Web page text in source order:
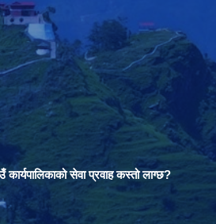
कार्यपालिकाको सेवा प्रवाह कस्तो लाग्छ?